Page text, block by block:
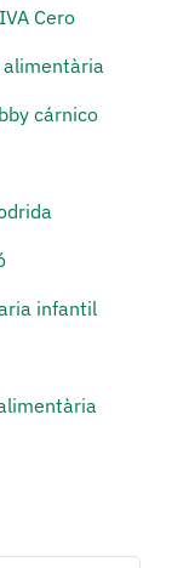
IVA Cero
cárnico
infantil